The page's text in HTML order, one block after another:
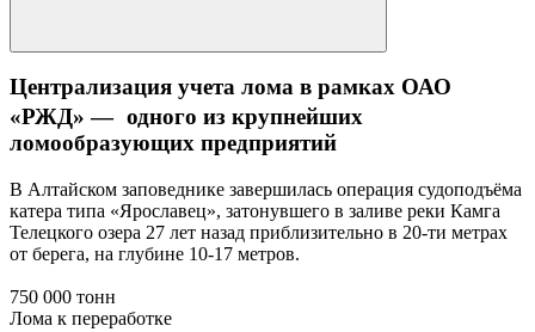
Централизация учета лома в рамках ОАО
«РЖД» — одного из крупнейших
ломообразующих предприятий
В Алтайском заповеднике завершилась операция судоподъёма
катера типа «Ярославец», затонувшего в заливе реки Камга
Телецкого озера 27 лет назад приблизительно в 20-ти метрах
от берега, на глубине 10-17 метров.
750 000 тонн
Лома к переработке